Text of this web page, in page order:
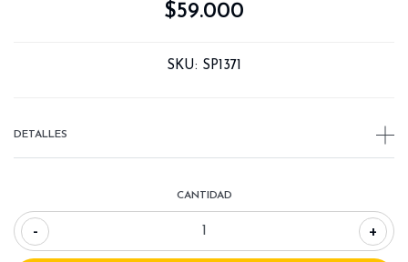
$59.000
SKU: SP1371
DETALLES
CANTIDAD
- +